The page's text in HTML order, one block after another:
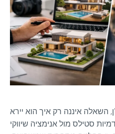
השאלה איננה רק איך הוא יירא
סטילס מול אנימציה שיווקי